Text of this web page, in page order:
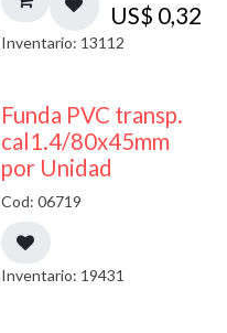
US$ 0,32
Inventario: 13112
Funda PVC transp.
cal1.4/80x45mm
por Unidad
Cod: 06719
Inventario: 19431